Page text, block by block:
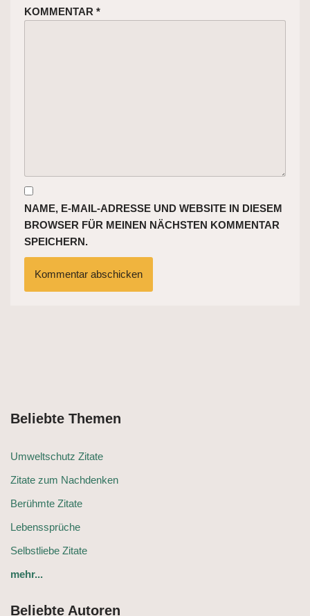
KOMMENTAR *
NAME, E-MAIL-ADRESSE UND WEBSITE IN DIESEM
BROWSER FÜR MEINEN NÄCHSTEN KOMMENTAR
SPEICHERN.
Beliebte Themen
Umweltschutz Zitate
Zitate zum Nachdenken
Berühmte Zitate
Lebenssprüche
Selbstliebe Zitate
mehr...
Beliebte Autoren